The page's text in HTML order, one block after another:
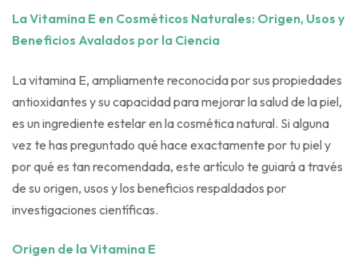
La Vitamina E en Cosméticos Naturales: Origen, Usos y
Beneficios Avalados por la Ciencia
La vitamina E, ampliamente reconocida por sus propiedades
antioxidantes y su capacidad para mejorar la salud de la piel,
es un ingrediente estelar en la cosmética natural. Si alguna
vez te has preguntado qué hace exactamente por tu piel y
por qué es tan recomendada, este artículo te guiará a través
de su origen, usos y los beneficios respaldados por
investigaciones científicas.
Origen de la Vitamina E